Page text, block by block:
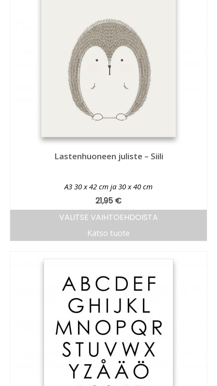
Lastenhuoneen juliste – Siili
A3 30 x 42 cm ja 30 x 40 cm
21,95 €
VALITSE VAIHTOEHDOISTA
Katso tuote